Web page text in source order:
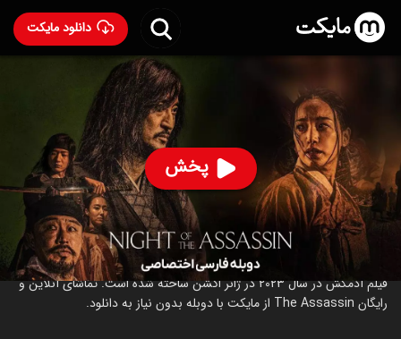
دانلود مایکت
پخش
فیلم آدمکش با دوبله فارسی
۳۰۹ 87%
ساخت کره جنوبی سال 2023
رده سنی ۱۸+
کره‌ای
اکشن ماجراجویی
درباره فیلم آدمکش
فیلم آدمکش در سال 2023 در ژانر اکشن ساخته شده است. تماشای آنلاین و
رایگان The Assassin از مایکت با دوبله بدون نیاز به دانلود.